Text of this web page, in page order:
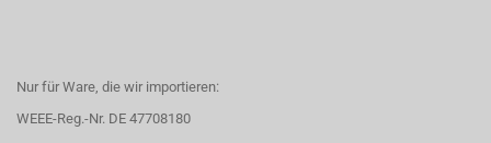
Nur für Ware, die wir importieren:
WEEE-Reg.-Nr. DE 47708180